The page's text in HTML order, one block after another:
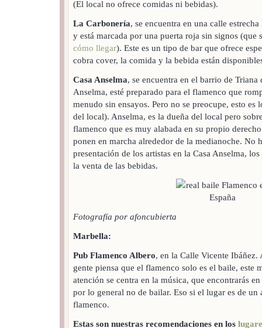
(El local no ofrece comidas ni bebidas).
La Carbonería, se encuentra en una calle
y está marcada por una puerta roja sin signos (que
cómo llegar). Este es un tipo de bar que ofrece
cobra cover, la comida y la bebida están
Casa Anselma, se encuentra en el barrio de
Anselma, esté preparado para el flamenco que
menudo sin ensayos. Pero no se preocupe, esto es
del local). Anselma, es la dueña del local pero
flamenco que es muy alabada en su propio
ponen en marcha alrededor de la medianoche. No
presentación de los artistas en la Casa Anselma,
la venta de las bebidas.
Fotografía por afoncubierta
Marbella:
Pub Flamenco Albero, en la Calle Vicente
gente piensa que el flamenco solo es el baile, este
atención se centra en la música, que encontrarás
por lo general no de bailar. Eso si el lugar es de un
flamenco.
Estas son nuestras recomendaciones en los